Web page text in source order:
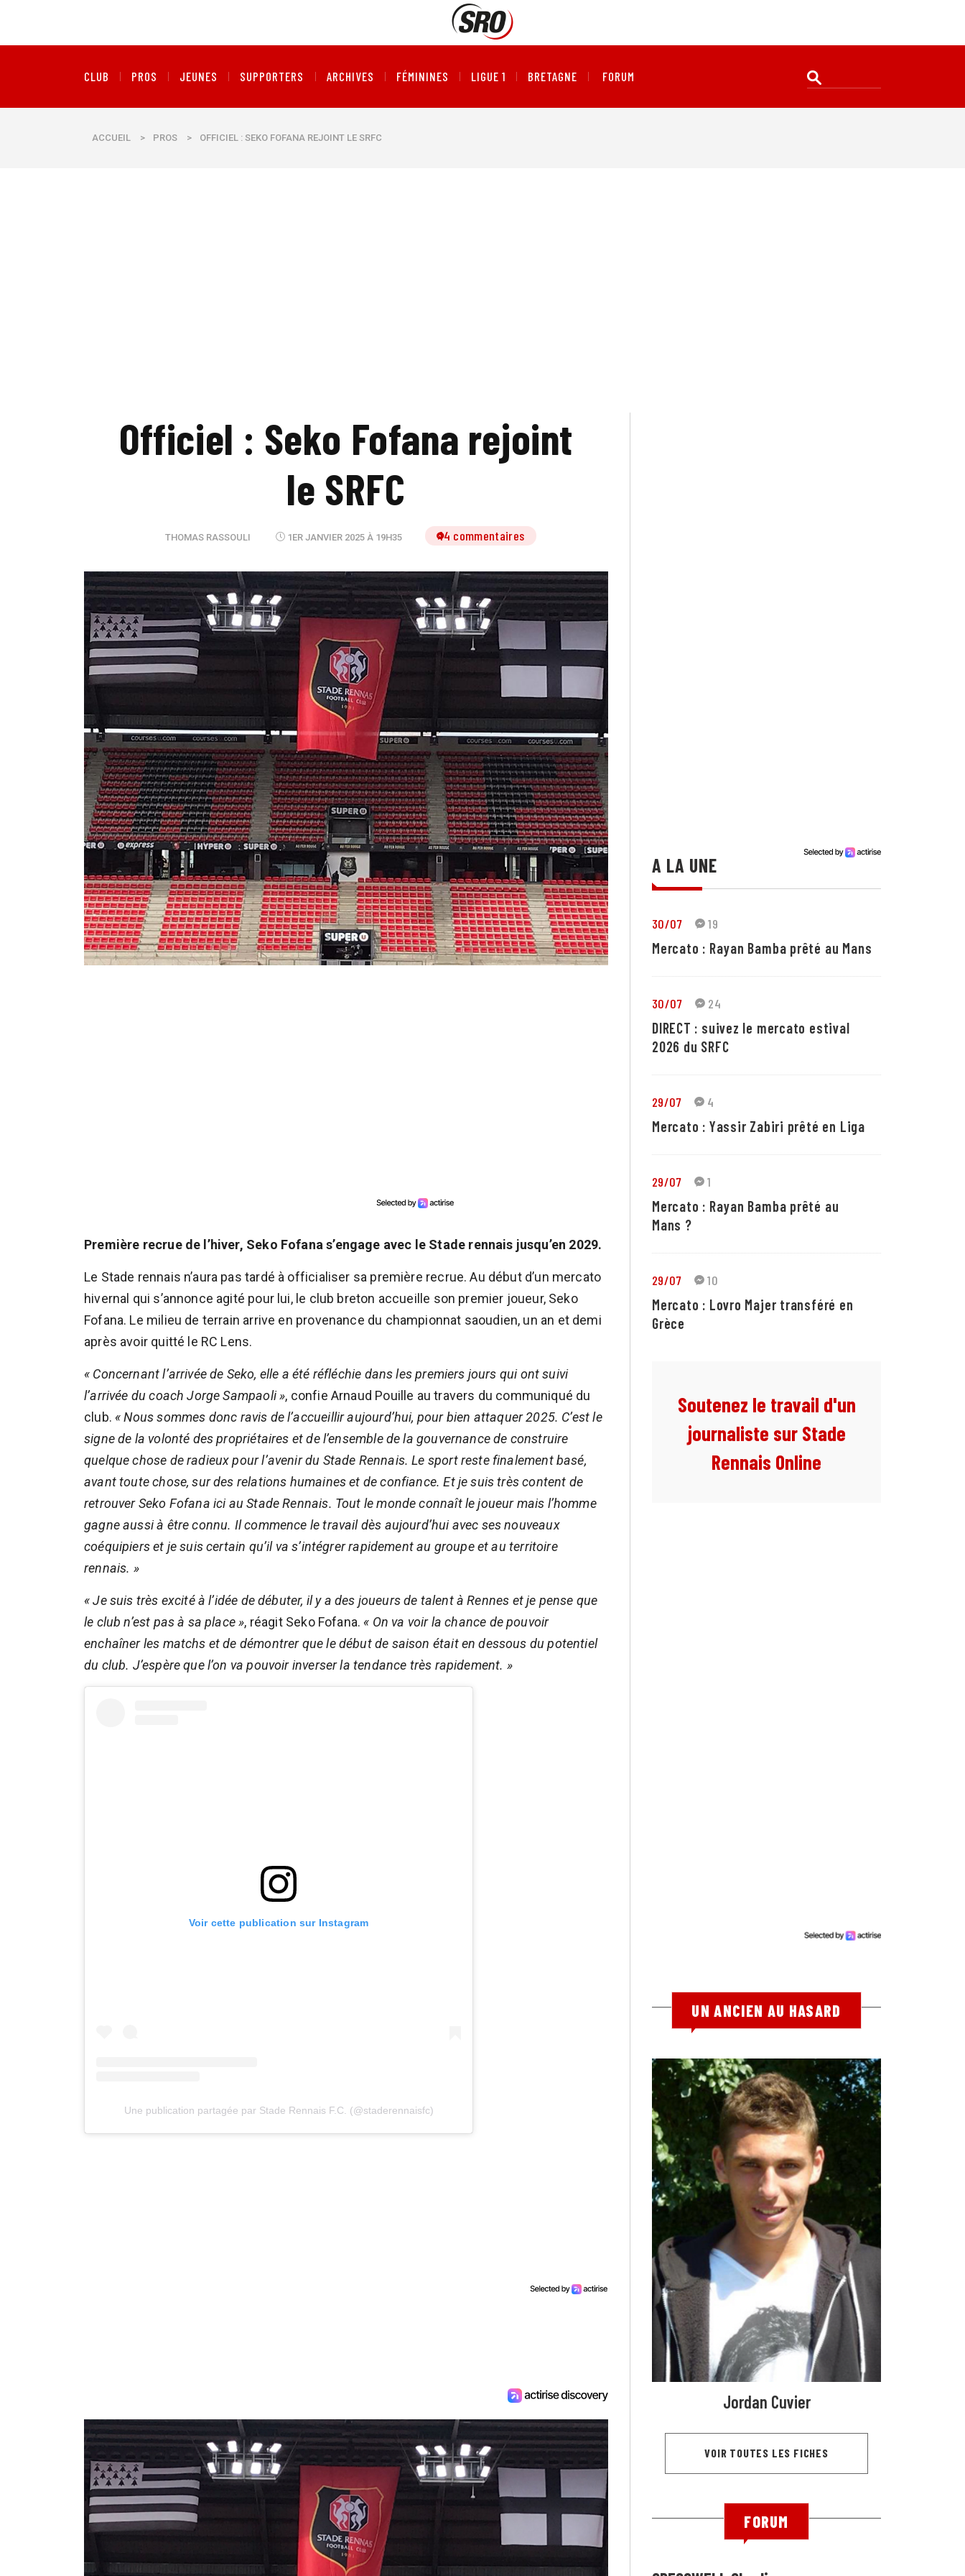
CLUB PROS JEUNES SUPPORTERS ARCHIVES FÉMININES LIGUE 1 BRETAGNE FORUM
ACCUEIL > PROS > OFFICIEL : SEKO FOFANA REJOINT LE SRFC
Officiel : Seko Fofana rejoint
le SRFC
THOMAS RASSOULI 1ER JANVIER 2025 À 19H35 14 commentaires
Première recrue de l’hiver, Seko Fofana s’engage avec le Stade rennais jusqu’en 2029.
Le Stade rennais n’aura pas tardé à officialiser sa première recrue. Au début d’un mercato
hivernal qui s’annonce agité pour lui, le club breton accueille son premier joueur, Seko
Fofana. Le milieu de terrain arrive en provenance du championnat saoudien, un an et demi
après avoir quitté le RC Lens.
« Concernant l’arrivée de Seko, elle a été réfléchie dans les premiers jours qui ont suivi
l’arrivée du coach Jorge Sampaoli », confie Arnaud Pouille au travers du communiqué du
club. « Nous sommes donc ravis de l’accueillir aujourd’hui, pour bien attaquer 2025. C’est le
signe de la volonté des propriétaires et de l’ensemble de la gouvernance de construire
quelque chose de radieux pour l’avenir du Stade Rennais. Le sport reste finalement basé,
avant toute chose, sur des relations humaines et de confiance. Et je suis très content de
retrouver Seko Fofana ici au Stade Rennais. Tout le monde connaît le joueur mais l’homme
gagne aussi à être connu. Il commence le travail dès aujourd’hui avec ses nouveaux
coéquipiers et je suis certain qu’il va s’intégrer rapidement au groupe et au territoire
rennais. »
« Je suis très excité à l’idée de débuter, il y a des joueurs de talent à Rennes et je pense que
le club n’est pas à sa place », réagit Seko Fofana. « On va voir la chance de pouvoir
enchaîner les matchs et de démontrer que le début de saison était en dessous du potentiel
du club. J’espère que l’on va pouvoir inverser la tendance très rapidement. »
Voir cette publication sur Instagram
Une publication partagée par Stade Rennais F.C. (@staderennaisfc)
A LA UNE
30/07 19
Mercato : Rayan Bamba prêté au Mans
30/07 24
DIRECT : suivez le mercato estival
2026 du SRFC
29/07 4
Mercato : Yassir Zabiri prêté en Liga
29/07 1
Mercato : Rayan Bamba prêté au
Mans ?
29/07 10
Mercato : Lovro Majer transféré en
Grèce
Soutenez le travail d'un
journaliste sur Stade
Rennais Online
UN ANCIEN AU HASARD
Jordan Cuvier
VOIR TOUTES LES FICHES
FORUM